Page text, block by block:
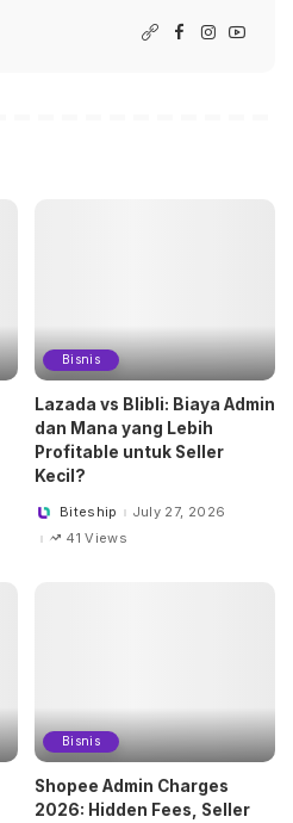
Bisnis
Lazada vs Blibli: Biaya Admin
dan Mana yang Lebih
Profitable untuk Seller
Kecil?
PostedBiteship
July 27, 2026
41 Views
Bisnis
Shopee Admin Charges
2026: Hidden Fees, Seller